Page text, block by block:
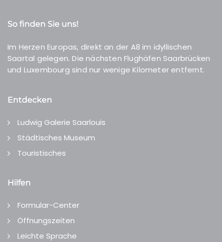
So finden Sie uns!
Im Herzen Europas, direkt an der A8 im idyllischen
Saartal gelegen. Die nächsten Flughäfen Saarbrücken
und Luxembourg sind nur wenige Kilometer entfernt.
Entdecken
Ludwig Galerie Saarlouis
Städtisches Museum
Touristisches
Hilfen
Formular-Center
Öffnungszeiten
Leichte Sprache